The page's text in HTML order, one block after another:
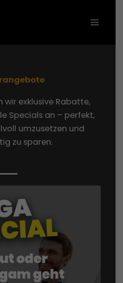
exklusive Rabatte,
Specials an – perfekt,
umzusetzen und
zu sparen.